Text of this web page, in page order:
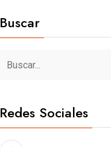
Buscar
Redes Sociales